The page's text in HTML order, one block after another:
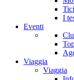
I
Eventi
Viaggia
Viaggia